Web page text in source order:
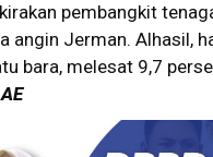
pembangkit
Jerman. Alhasil,
bara, melesat 9,7
AE